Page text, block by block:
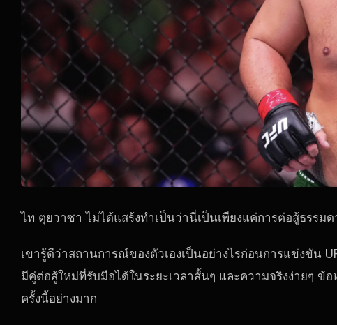
ไท ตุยวาซา ไม่ได้แสร้งทำเป็นว่านี่เป็นเพียงแค่การต่อสู้ธรรมด
เขารู้ดีว่าสถานการณ์ของตัวเองเป็นอย่างไรก่อนการแข่งขัน
มีคู่ต่อสู้ใหม่ที่รับมือได้ในระยะเวลาสั้นๆ และความจริงง่ายๆ
ครั้งนี้อย่างมาก